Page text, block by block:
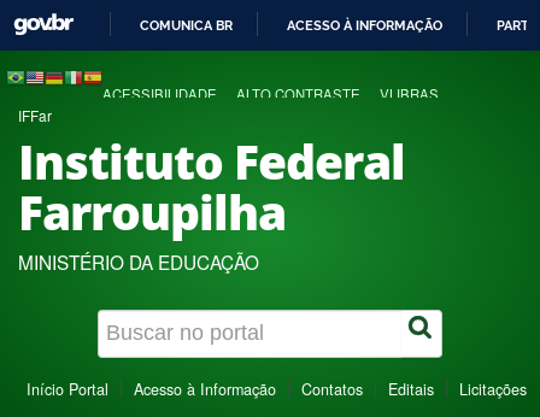
COMUNICA BR ACESSO À INFORMAÇÃO
ACESSIBILIDADE ALTO CONTRASTE VLIBRAS
IFFar
Instituto Federal
Farroupilha
MINISTÉRIO DA EDUCAÇÃO
Início Portal Acesso à Informação Contatos Editais Licitações